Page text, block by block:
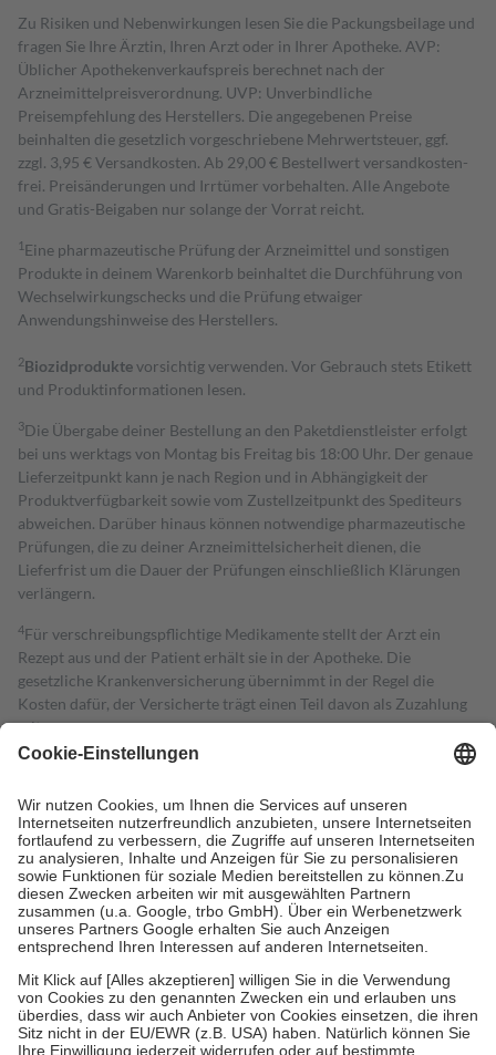
Zu Risiken und Nebenwirkungen lesen Sie die Packungsbeilage und
fragen Sie Ihre Ärztin, Ihren Arzt oder in Ihrer Apotheke. AVP:
Üblicher Apothekenverkaufspreis berechnet nach der
Arzneimittelpreisverordnung. UVP: Unverbindliche
Preisempfehlung des Herstellers. Die angegebenen Preise
beinhalten die gesetzlich vorgeschriebene Mehrwertsteuer, ggf.
zzgl. 3,95 € Versandkosten. Ab 29,00 € Bestell­wert versand­kosten­
frei. Preisänderungen und Irrtümer vorbehalten. Alle Angebote
und Gratis-Beigaben nur solange der Vorrat reicht.
1 Eine pharmazeutische Prüfung der Arzneimittel und sonstigen
Produkte in deinem Warenkorb beinhaltet die Durchführung von
Wechselwirkungschecks und die Prüfung etwaiger
Anwendungshinweise des Herstellers.
2Biozidproduktevorsichtig verwenden. Vor Gebrauch stets Etikett
und Produktinformationen lesen.
3Die Übergabe deiner Bestellung an den Paketdienstleister erfolgt
bei uns werktags von Montag bis Freitag bis 18:00 Uhr. Der genaue
Lieferzeitpunkt kann je nach Region und in Abhängigkeit der
Produktverfügbarkeit sowie vom Zustellzeitpunkt des Spediteurs
abweichen. Darüber hinaus können notwendige pharmazeutische
Prüfungen, die zu deiner Arzneimittelsicherheit dienen, die
Lieferfrist um die Dauer der Prüfungen einschließlich Klärungen
verlängern.
4Für verschreibungspflichtige Medikamente stellt der Arzt ein
Rezept aus und der Patient erhält sie in der Apotheke. Die
gesetzliche Krankenversicherung übernimmt in der Regel die
Kosten dafür, der Versicherte trägt einen Teil davon als Zuzahlung
mit.
Grundsätzlich leisten Mitglieder Zuzahlungen in Höhe von zehn
höchstens zehn Euro.
Es sind jedoch nie mehr als die tatsächlichen
Kosten der Leistung zu entrichten.
Diese Regeln gelten grundsätzlich auch für Online-Apotheken.
Bei Heilmitteln und häuslicher Krankenpflege beträgt die
Zuzahlung zehn Prozent der Kosten sowie zehn Euro je
Verordnung.
Um das Engagement der Versicherten für ihre eigene Gesundheit zu
stärken und die besondere Stellung der Familie zu unterstützen,
fallenkeine Zuzahlungenan bei:
• Kindern und Jugendlichen bis zum vollendeten 18. Lebensjahr
mit Ausnahme der Fahrkosten